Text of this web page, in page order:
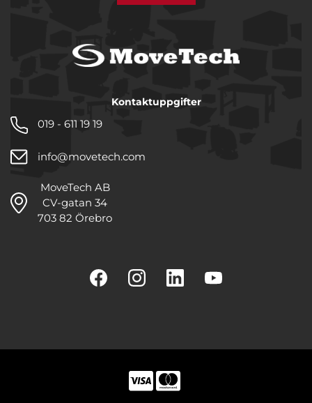
Kontaktuppgifter
019 - 611 19 19
info@movetech.com
MoveTech AB
CV-gatan 34
703 82 Örebro